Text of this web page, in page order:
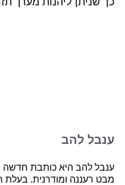
ענבל להב
ענבל להב היא כותבת חדשה
מבט רעננה ומודרנית.